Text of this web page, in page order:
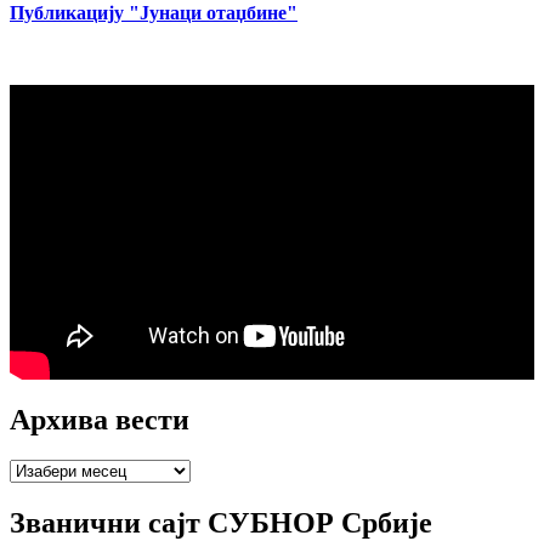
Публикацију "Јунаци отаџбине"
Архива вести
Архива
Званични сајт СУБНОР Србије